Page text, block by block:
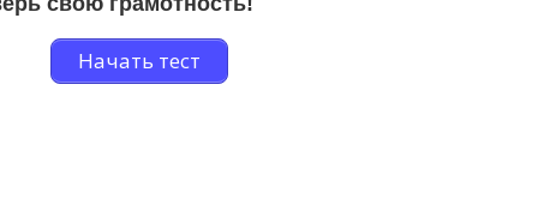
Начать тест